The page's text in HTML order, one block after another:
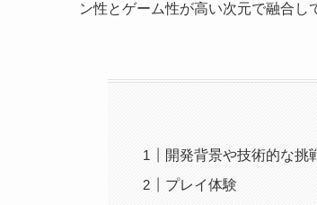
ン性とゲーム性が高い次元で融合し
開発背景や技術的な挑
プレイ体験